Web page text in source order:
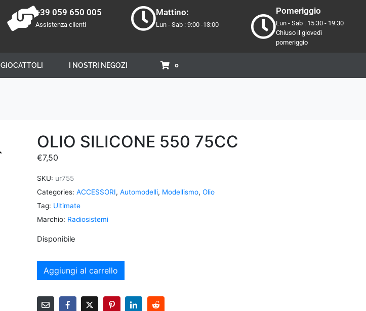
+39 059 650 005
Assistenza clienti
Mattino:
Lun - Sab : 9:00 -13:00
Pomeriggio
Lun - Sab : 15:30 - 19:30
Chiuso il giovedì
pomeriggio
GIOCATTOLI I NOSTRI NEGOZI 0
OLIO SILICONE 550 75CC
€7,50
SKU: ur755
Categories: ACCESSORI, Automodelli, Modellismo, Olio
Tag: Ultimate
Marchio: Radiosistemi
Disponibile
Aggiungi al carrello